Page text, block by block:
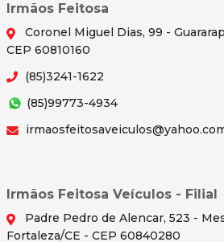
Irmãos Feitosa
Coronel Miguel Dias, 99 -
CEP 60810160
(85)3241-1622
(85)99773-4934
Irmãos Feitosa Veículos - Filial
Padre Pedro de Alencar, 523 -
Fortaleza/CE - CEP 60840280